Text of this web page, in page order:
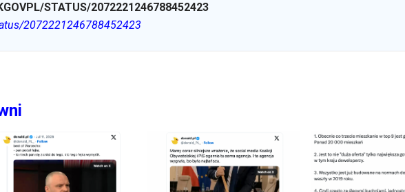
STATUS/2072221246788452423
2072221246788452423